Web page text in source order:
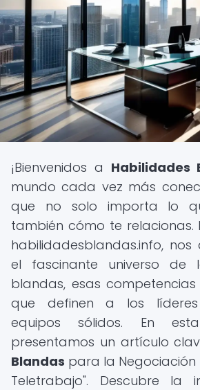
¡Bienvenidos a Habilidades
mundo cada vez más
que no solo importa lo
también cómo te relacionas.
habilidadesblandas.info,
el fascinante universo de
blandas, esas competencias
que definen a los
equipos sólidos. En
presentamos un artículo
Blandas para la Negociación
Teletrabajo". Descubre la